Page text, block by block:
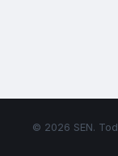
© 2026 SEN.